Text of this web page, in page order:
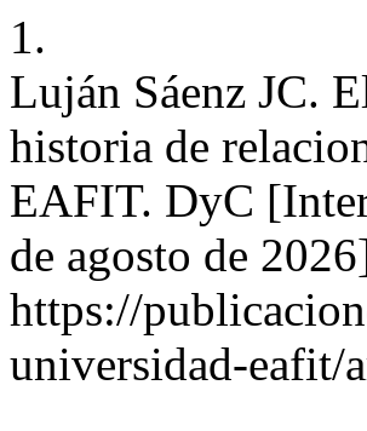
1.
Luján Sáenz JC.
historia de
EAFIT. DyC
de agosto de
https://
universidad-eafit/